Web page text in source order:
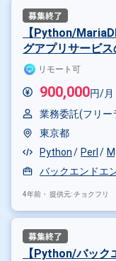
【Python/
グアプリサービ
ビス開発経験のあ
リモート可
900,000円/月
業務委託(フリー
東京都
Python
Perl
バックエンドエ
4年前・ 提供元: チョクフリ
【Python/バック